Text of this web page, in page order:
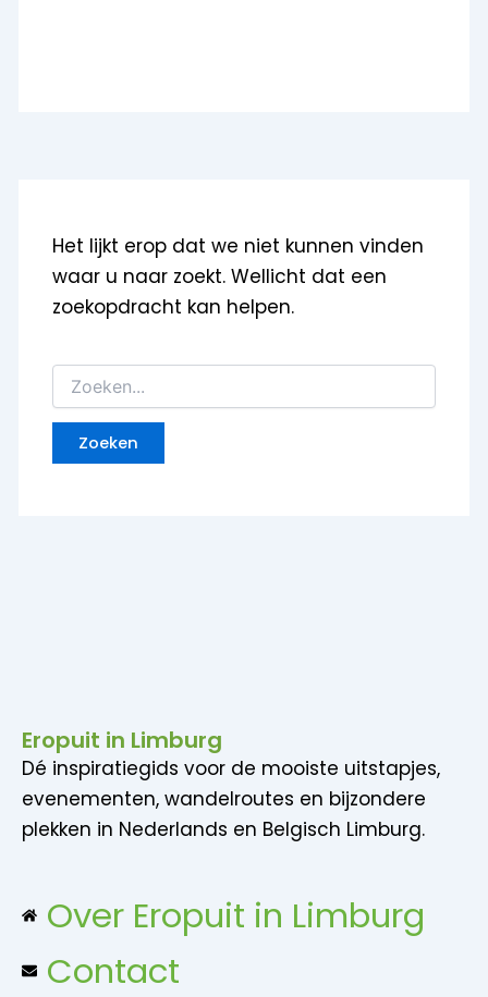
Het lijkt erop dat we niet kunnen vinden
waar u naar zoekt. Wellicht dat een
zoekopdracht kan helpen.
Eropuit in Limburg
Dé inspiratiegids voor de mooiste uitstapjes,
evenementen, wandelroutes en bijzondere
plekken in Nederlands en Belgisch Limburg.
Over Eropuit in Limburg
Contact